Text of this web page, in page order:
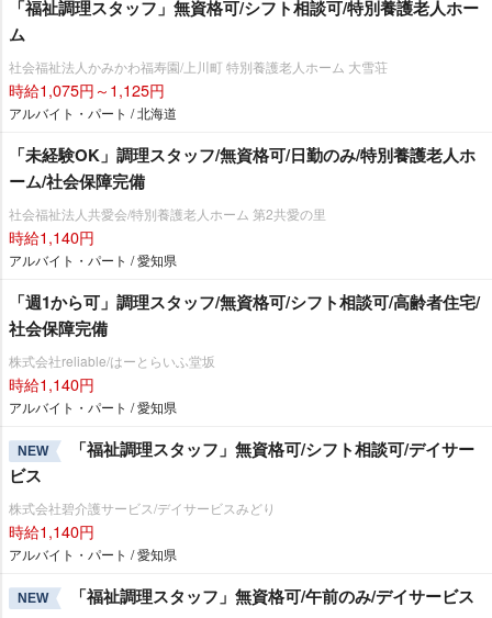
「福祉調理スタッフ」無資格可/シフト相談可/特別養護老人ホー
ム
社会福祉法人かみかわ福寿園/上川町 特別養護老人ホーム 大雪荘
時給1,075円～1,125円
アルバイト・パート / 北海道
「未経験OK」調理スタッフ/無資格可/日勤のみ/特別養護老人ホ
ーム/社会保障完備
社会福祉法人共愛会/特別養護老人ホーム 第2共愛の里
時給1,140円
アルバイト・パート / 愛知県
「週1から可」調理スタッフ/無資格可/シフト相談可/高齢者住宅/
社会保障完備
株式会社reliable/はーとらいふ堂坂
時給1,140円
アルバイト・パート / 愛知県
NEW
「福祉調理スタッフ」無資格可/シフト相談可/デイサー
ビス
株式会社碧介護サービス/デイサービスみどり
時給1,140円
アルバイト・パート / 愛知県
NEW 「福祉調理スタッフ」無資格可/午前のみ/デイサービス